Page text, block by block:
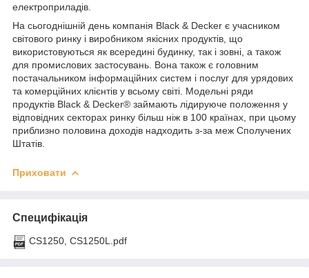
електроприладів.
На сьогоднішній день компанія Black & Decker є учасником
світового ринку і виробником якісних продуктів, що
використовуються як всередині будинку, так і зовні, а також
для промислових застосувань. Вона також є головним
постачальником інформаційних систем і послуг для урядових
та комерційних клієнтів у всьому світі. Модельні ряди
продуктів Black & Decker® займають лідируюче положення у
відповідних секторах ринку більш ніж в 100 країнах, при цьому
приблизно половина доходів надходить з-за меж Сполучених
Штатів.
Приховати
Специфікація
CS1250, CS1250L.pdf